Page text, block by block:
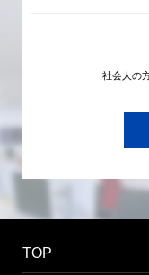
社会人の
TOP